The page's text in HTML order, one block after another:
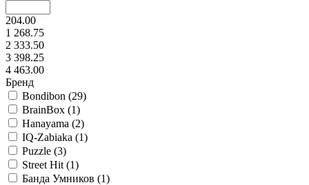
204.00
1 268.75
2 333.50
3 398.25
4 463.00
Бренд
Bondibon (29)
BrainBox (1)
Hanayama (2)
IQ-Zabiaka (1)
Puzzle (3)
Street Hit (1)
Банда Умников (1)